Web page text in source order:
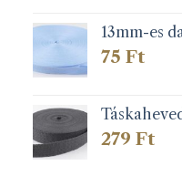
13mm-es
75 Ft
279 Ft